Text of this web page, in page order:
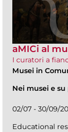
aMICi al
I curatori a
Musei in
Nei musei e
02/07 - 30/09/
Educational